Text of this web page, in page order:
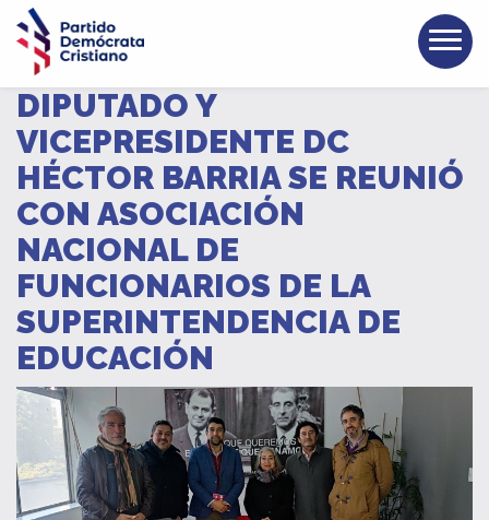
DIPUTADO Y
VICEPRESIDENTE DC
HÉCTOR BARRIA SE REUNIÓ
CON ASOCIACIÓN
NACIONAL DE
FUNCIONARIOS DE LA
SUPERINTENDENCIA DE
EDUCACIÓN